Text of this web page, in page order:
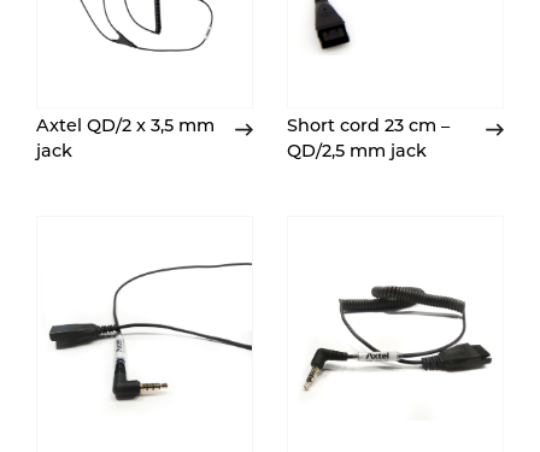
Axtel QD/2 x 3,5 mm
jack
Short cord 23 cm –
QD/2,5 mm jack